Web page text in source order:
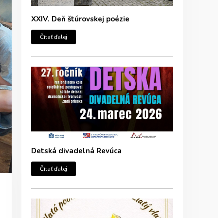
XXIV. Deň štúrovskej poézie
Čítať ďalej
Detská divadelná Revúca
Čítať ďalej